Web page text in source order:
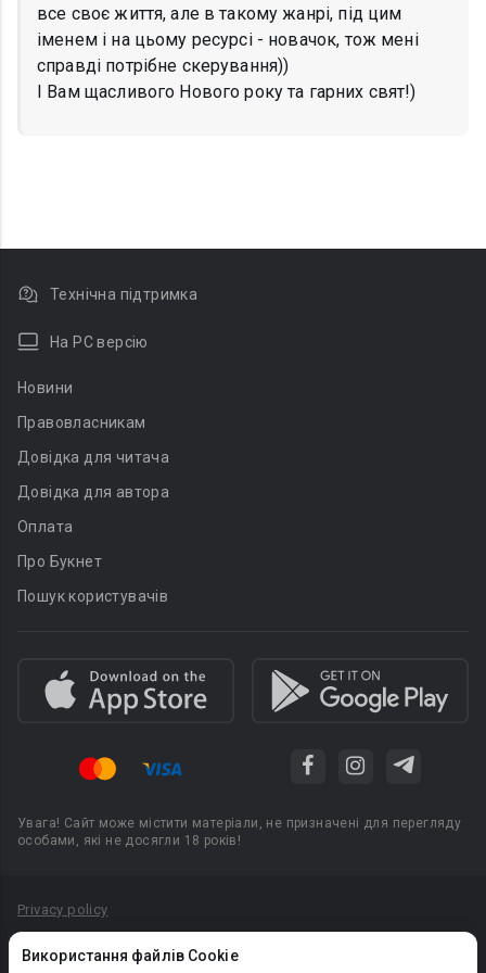
все своє життя, але в такому жанрі, під цим
іменем і на цьому ресурсі - новачок, тож мені
справді потрібне скерування))
І Вам щасливого Нового року та гарних свят!)
Використання файлів Cookie
Технічна підтримка
На PC версію
Новини
Правовласникам
Довідка для читача
Довідка для автора
Оплата
Про Букнет
Пошук користувачів
Увага! Сайт може містити матеріали, не призначені для перегляду
особами, які не досягли 18 років!
Privacy policy